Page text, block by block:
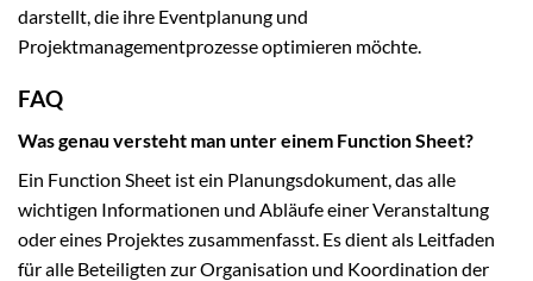
darstellt, die ihre Eventplanung und
Projektmanagementprozesse optimieren möchte.
FAQ
Was genau versteht man unter einem Function Sheet?
Ein Function Sheet ist ein Planungsdokument, das alle
wichtigen Informationen und Abläufe einer Veranstaltung
oder eines Projektes zusammenfasst. Es dient als Leitfaden
für alle Beteiligten zur Organisation und Koordination der